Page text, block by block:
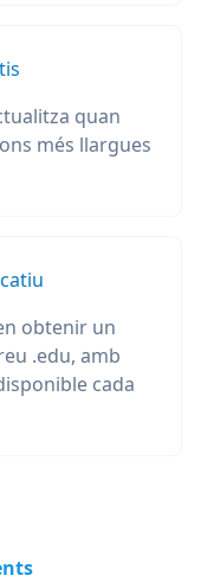
quan
més llargues
obtenir un
.edu, amb
cada